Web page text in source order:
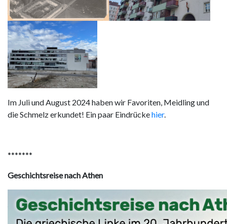
Im Juli und August 2024 haben wir Favoriten, Meidling und
die Schmelz erkundet! Ein paar Eindrückehier.
*******
Geschichtsreise nach Athen